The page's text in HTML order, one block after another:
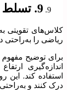
9. تسلط بر مفاهیم پیچیده
کلاس‌های تقویتی
ریاضی را به‌راحتی
برای توضیح مفهوم
اندازه‌گیری
استفاده کند.
درک کنند و